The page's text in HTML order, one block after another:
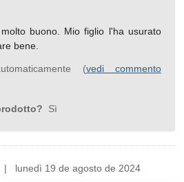
buono. Mio figlio l'ha usurato
bene.
(vedi commento
Sì
lunedì 19 de agosto de 2024